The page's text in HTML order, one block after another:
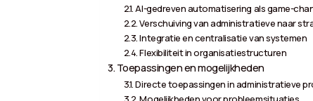
AI-gedreven automatisering als game-
Verschuiving van administratieve naar
Integratie en centralisatie van systemen
Flexibiliteit in organisatiestructuren
Toepassingen en mogelijkheden
Directe toepassingen in administratieve